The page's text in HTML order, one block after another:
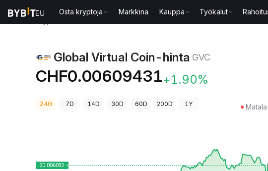
Osta kryptoja Markkina Kauppa Työkalut
Global Virtual Coin-hinta GVC
CHF0.00609431+1.90%
24H 7D 14D 30D 60D 200D 1Y Matala